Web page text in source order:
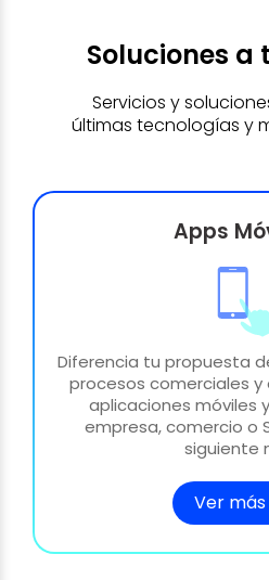
Soluciones a
Servicios y
últimas tecnologías y
Apps
Diferencia tu propuesta
procesos comerciales
aplicaciones móviles
empresa, comercio o
siguiente
Ver más